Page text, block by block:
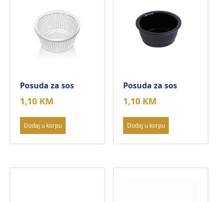
Posuda za sos
1,10 KM
Dodaj u korpu
Posuda za sos
1,10 KM
Dodaj u korpu